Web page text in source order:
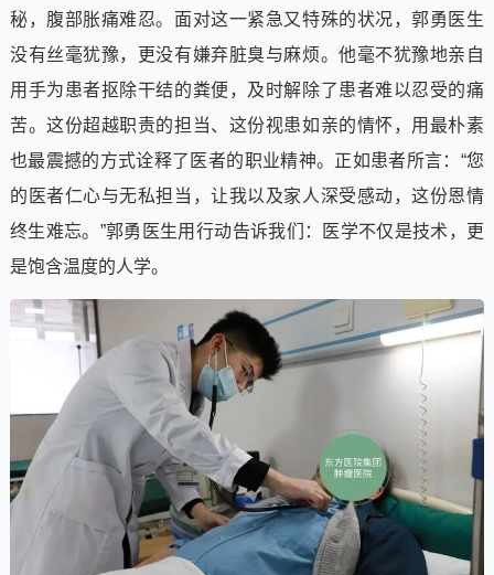
秘，腹部胀痛难忍。面对这一紧急又特殊的状况，郭勇医生
没有丝毫犹豫，更没有嫌弃脏臭与麻烦。他毫不犹豫地亲自
用手为患者抠除干结的粪便，及时解除了患者难以忍受的痛
苦。这份超越职责的担当、这份视患如亲的情怀，用最朴素
也最震撼的方式诠释了医者的职业精神。正如患者所言：“您
的医者仁心与无私担当，让我以及家人深受感动，这份恩情
终生难忘。”郭勇医生用行动告诉我们：医学不仅是技术，更
是饱含温度的人学。